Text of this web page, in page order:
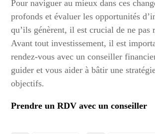
Pour naviguer au mieux dans ces
profonds et évaluer les opportunités
qu’ils génèrent, il est crucial de ne pas
Avant tout investissement, il est
rendez-vous avec un conseiller
guider et vous aider à bâtir une
objectifs.
Prendre un RDV avec un conseiller